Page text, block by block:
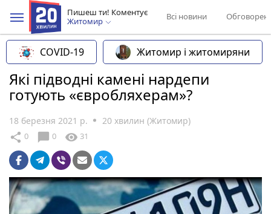
Пишеш ти! Коментує
Житомир
Всі новини
COVID-19 Житомир і житомиряни
Які підводні камені нардепи
готують «євробляхерам»?
18 березня 2021 р. 20 хвилин (Житомир)
share 0 chat_bubble 0 visibility 31